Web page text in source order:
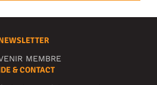
MEMBRE
& CONTACT